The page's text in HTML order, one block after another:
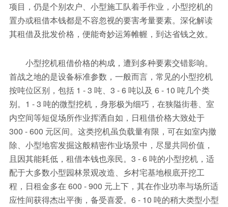
项目，仍是个别农户、小型施工队着手作业，小型挖机的
置办或租借本钱都是不容忽视的要害考量要素。深化解读
其租借及批发价格，便能奇妙运筹帷幄，到达省钱之效。
小型挖机租借价格的构成，遭到多种要素交错影响。
首战之地的是设备标准参数，一般而言，常见的小型挖机
按吨位区别，包括 1 - 3 吨、3 - 6 吨以及 6 - 10 吨几个类
别。1 - 3 吨的微型挖机，身形极为细巧，在狭隘街巷、室
内空间等短促场所作业挥洒自如，日租借价格大致处于
300 - 600 元区间。这类挖机虽负载量有限，可在如室内撤
除、小型地窖发掘这般精密作业场景中，尽显共同价值，
且因其能耗低，租借本钱也亲民。3 - 6 吨的小型挖机，适
配于大多数小型园林景观改造、乡村宅基地根底开挖工
程，日租金多在 600 - 900 元上下，其在作业功率与场所适
应性间获得杰出平衡，备受喜爱。6 - 10 吨的稍大类型小型